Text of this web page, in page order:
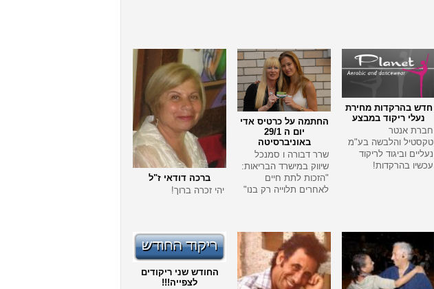
חדש בהרקדות מחירת
נעלי ריקוד במבצע
חברת אנטר
טקסטיל והלבשה בע"מ
נעליים וביגוד לריקוד
עכשיו בהרקדות!
החתמה על כרטיס אדי
יום ה 29/1
באוניברסיטה
שרר דבורה ו סמנכל
שיווק במישרד הבריאות:
"הזכות לתת חיים
לאחרים תלוייה רק בנו"
ברכה דודאי ז"ל
יהי זכרה ברוך!
החודש שני ריקודים
לצפייה!!!